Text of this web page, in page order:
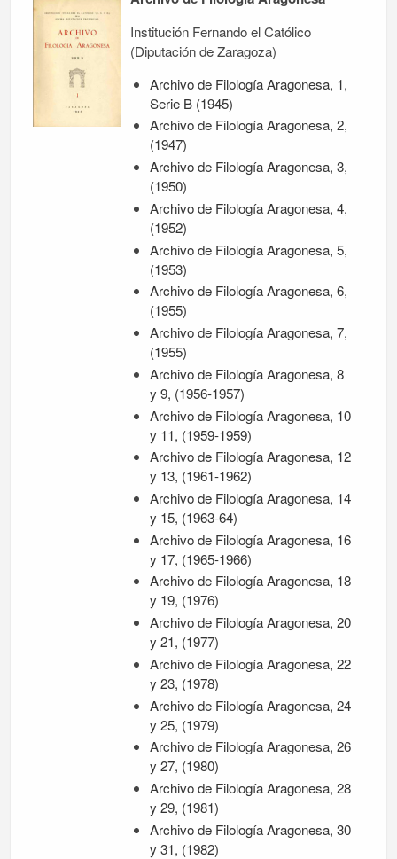
Institución Fernando el Católico
(Diputación de Zaragoza)
Archivo de Filología Aragonesa, 1,
Serie B (1945)
Archivo de Filología Aragonesa, 2,
(1947)
Archivo de Filología Aragonesa, 3,
(1950)
Archivo de Filología Aragonesa, 4,
(1952)
Archivo de Filología Aragonesa, 5,
(1953)
Archivo de Filología Aragonesa, 6,
(1955)
Archivo de Filología Aragonesa, 7,
(1955)
Archivo de Filología Aragonesa, 8
y 9, (1956-1957)
Archivo de Filología Aragonesa, 10
y 11, (1959-1959)
Archivo de Filología Aragonesa, 12
y 13, (1961-1962)
Archivo de Filología Aragonesa, 14
y 15, (1963-64)
Archivo de Filología Aragonesa, 16
y 17, (1965-1966)
Archivo de Filología Aragonesa, 18
y 19, (1976)
Archivo de Filología Aragonesa, 20
y 21, (1977)
Archivo de Filología Aragonesa, 22
y 23, (1978)
Archivo de Filología Aragonesa, 24
y 25, (1979)
Archivo de Filología Aragonesa, 26
y 27, (1980)
Archivo de Filología Aragonesa, 28
y 29, (1981)
Archivo de Filología Aragonesa, 30
y 31, (1982)